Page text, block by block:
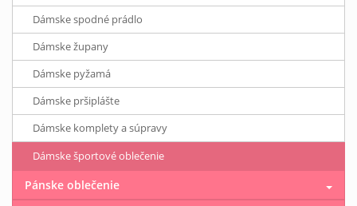
Dámske spodné prádlo
Dámske župany
Dámske pyžamá
Dámske pršiplášte
Dámske komplety a súpravy
Dámske športové oblečenie
Pánske oblečenie